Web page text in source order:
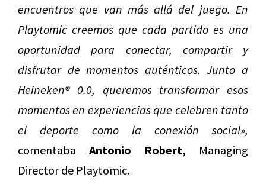
encuentros que van más allá del juego. En
Playtomic creemos que cada partido es una
oportunidad para conectar, compartir y
disfrutar de momentos auténticos. Junto a
Heineken® 0.0, queremos transformar esos
momentos en experiencias que celebren tanto
el deporte como la conexión social»,
comentaba Antonio Robert, Managing
Director de Playtomic.